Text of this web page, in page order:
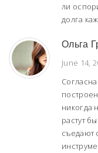
ли
долга
Ольга
June 14,
никогда
растут
съедают